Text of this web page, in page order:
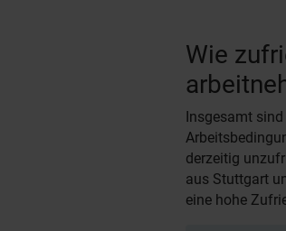
Wie
Insgesamt
derzeitig
aus Stuttgart
eine hohe